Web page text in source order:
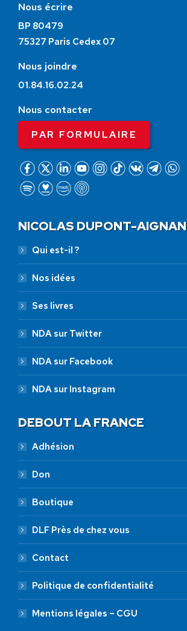
Nous écrire
BP 80479
75327 Paris Cedex 07
Nous joindre
01.84.16.02.24
Nous contacter
PAR FORMULAIRE
NICOLAS DUPONT-AIGNAN
Qui est-il ?
Nos idées
Ses livres
NDA sur Twitter
NDA sur Facebook
NDA sur Instagram
DEBOUT LA FRANCE
Adhésion
Don
Boutique
DLF Près de chez vous
Contact
Politique de confidentialité
Mentions légales – CGU